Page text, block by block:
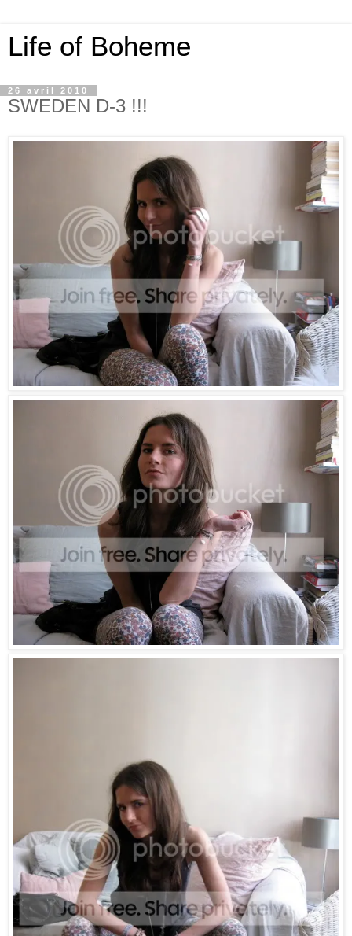
Life of Boheme
26 avril 2010
SWEDEN D-3 !!!